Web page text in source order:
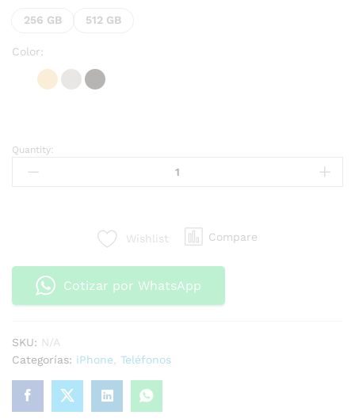
256 GB 512 GB
Color:
Quantity:
Wishlist Compare
Cotizar por WhatsApp
SKU: N/A
Categorías: iPhone Teléfonos